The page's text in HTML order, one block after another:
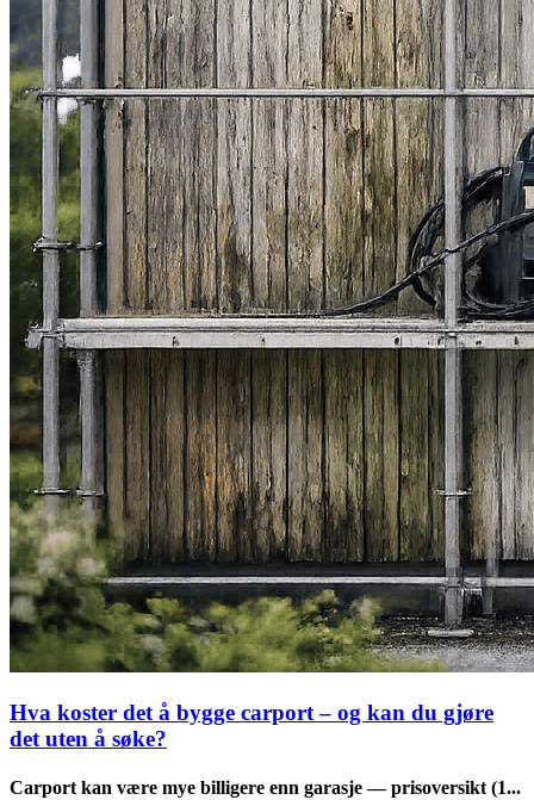
Hva koster det å bygge carport – og kan du gjøre
det uten å søke?
Carport kan være mye billigere enn garasje — prisoversikt (1...